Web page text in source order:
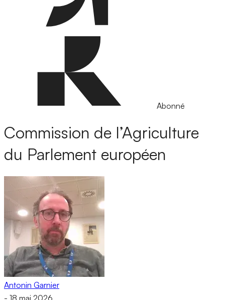
Abonné
Commission de l’Agriculture
du Parlement européen
Antonin Garnier